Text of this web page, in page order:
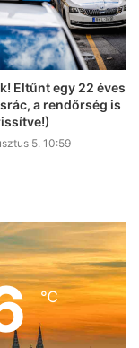
Eltűnt egy 22 éves
a rendőrség is
5. 10:59
℃